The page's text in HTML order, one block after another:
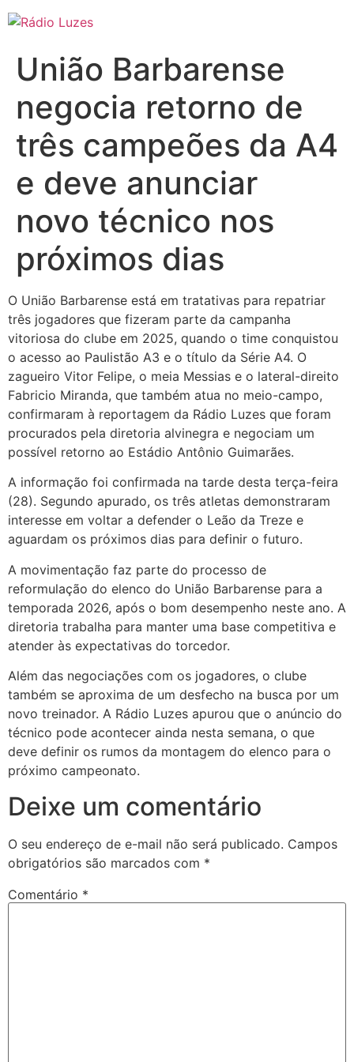
para
conteúdo
União Barbarense
negocia retorno de
três campeões da A4
e deve anunciar
novo técnico nos
próximos dias
O União Barbarense está em tratativas para repatriar
três jogadores que fizeram parte da campanha
vitoriosa do clube em 2025, quando o time conquistou
o acesso ao Paulistão A3 e o título da Série A4. O
zagueiro Vitor Felipe, o meia Messias e o lateral-direito
Fabricio Miranda, que também atua no meio-campo,
confirmaram à reportagem da Rádio Luzes que foram
procurados pela diretoria alvinegra e negociam um
possível retorno ao Estádio Antônio Guimarães.
A informação foi confirmada na tarde desta terça-feira
(28). Segundo apurado, os três atletas demonstraram
interesse em voltar a defender o Leão da Treze e
aguardam os próximos dias para definir o futuro.
A movimentação faz parte do processo de
reformulação do elenco do União Barbarense para a
temporada 2026, após o bom desempenho neste ano. A
diretoria trabalha para manter uma base competitiva e
atender às expectativas do torcedor.
Além das negociações com os jogadores, o clube
também se aproxima de um desfecho na busca por um
novo treinador. A Rádio Luzes apurou que o anúncio do
técnico pode acontecer ainda nesta semana, o que
deve definir os rumos da montagem do elenco para o
próximo campeonato.
Deixe um comentário
O seu endereço de e-mail não será publicado. Campos
obrigatórios são marcados com *
Comentário *